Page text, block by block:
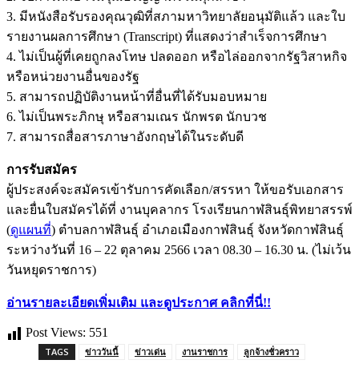
3. มีหนังสือรับรองคุณวุฒิที่สภามหาวิทยาลัยอนุมัติแล้ว และใบ
รายงานผลการศึกษา (Transcript) ที่แสดงว่าสำเร็จการศึกษา
4. ไม่เป็นผู้ที่เคยถูกลงโทษ ปลดออก หรือไล่ออกจากรัฐวิสาหกิจ
หรือหน่วยงานอื่นของรัฐ
5. สามารถปฏิบัติงานหน้าที่อื่นที่ได้รับมอบหมาย
6. ไม่เป็นพระภิกษุ หรือสามเณร นักพรต นักบวช
7. สามารถสื่อสารภาษาอังกฤษได้ในระดับดี
การรับสมัคร
ผู้ประสงค์จะสมัครเข้ารับการคัดเลือก/สรรหา ให้ขอรับเอกสาร
และยื่นใบสมัครได้ที่ งานบุคลากร โรงเรียนกาฬสินธุ์พิทยาสรรพ์
(ดูแผนที่) ตำบลกาฬสินธุ์ อำเภอเมืองกาฬสินธุ์ จังหวัดกาฬสินธุ์
ระหว่างวันที่ 16 – 22 ตุลาคม 2566 เวลา 08.30 – 16.30 น. (ไม่เว้น
วันหยุดราชการ)
อ่านรายละเอียดเพิ่มเติม และดูประกาศ คลิกที่นี่!!
Post Views: 551
TAGS ข่าววันนี้ ข่าวเด่น งานราชการ ลูกจ้างชั่วคราว